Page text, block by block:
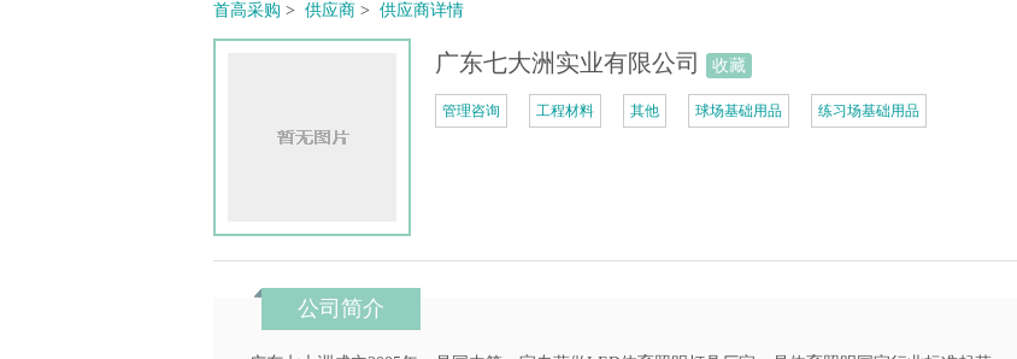
首高采购 > 供应商 > 供应商详情
广东七大洲实业有限公司 收藏
管理咨询 工程材料 其他 球场基础用品 练习场基础用品
公司简介